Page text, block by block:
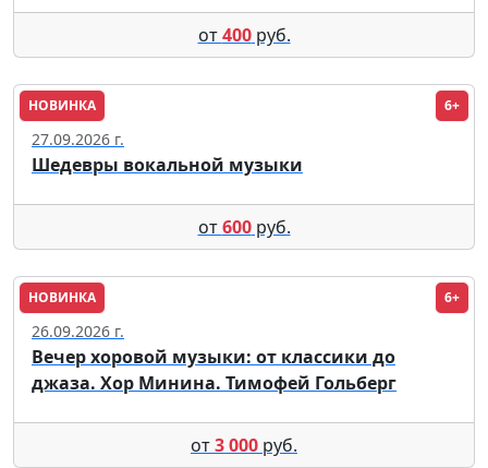
от400руб.
НОВИНКА 6+
Москва
27.09.2026 г.
Шедевры вокальной музыки
от600руб.
НОВИНКА 6+
Москва
26.09.2026 г.
Вечер хоровой музыки: от классики до
джаза. Хор Минина. Тимофей Гольберг
от3 000 руб.